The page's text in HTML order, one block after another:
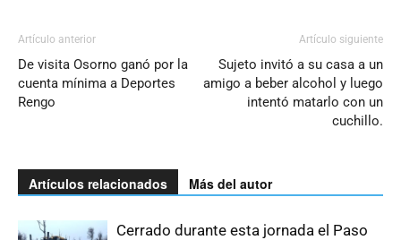
Artículo anterior
De visita Osorno ganó por la
cuenta mínima a Deportes
Rengo
Artículo siguiente
Sujeto invitó a su casa a un
amigo a beber alcohol y luego
intentó matarlo con un
cuchillo.
Artículos relacionados Más del autor
Cerrado durante esta jornada el Paso